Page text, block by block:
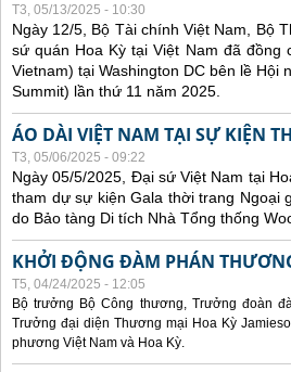
T3, 05/13/2025 - 10:30
Ngày 12/5, Bộ Tài chính Việt Nam, Bộ
sứ quán Hoa Kỳ tại Việt Nam đã
Vietnam) tại Washington DC bên lề
Summit) lần thứ 11 năm 2025.
ÁO DÀI VIỆT NAM TẠI SỰ KIỆN
T3, 05/06/2025 - 09:22
Ngày 05/5/2025, Đại sứ Việt Nam tại
tham dự sự kiện Gala thời trang Ngoại
do Bảo tàng Di tích Nhà Tổng thống
KHỞI ĐỘNG ĐÀM PHÁN
T5, 04/24/2025 - 12:05
Bộ trưởng Bộ Công thương, Trưởng đoàn
Trưởng đại diện Thương mại Hoa Kỳ
phương Việt Nam và Hoa Kỳ.